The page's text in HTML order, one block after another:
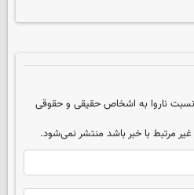
ناروا به اشخاص حقیقی و حقوقی
غیر مرتبط با خبر باشد منتشر نمی‌شود.